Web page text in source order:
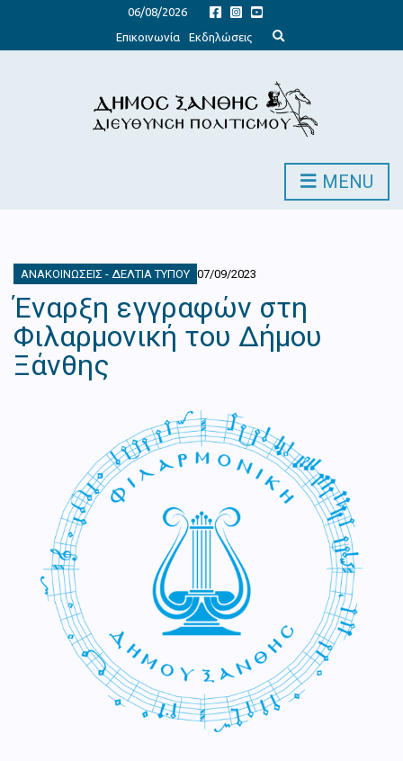
06/08/2026
Επικοινωνία
Εκδηλώσεις
x
d
s
e
c
o
MENU
ΑΝΑΚΟΙΝΏΣΕΙΣ - ΔΕΛΤΊΑ ΤΎΠΟΥ 07/09/2023
Έναρξη εγγραφών στη
Φιλαρμονική του Δήμου
Ξάνθης